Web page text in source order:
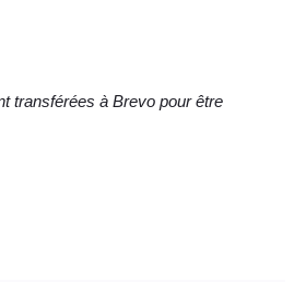
transférées à Brevo pour être